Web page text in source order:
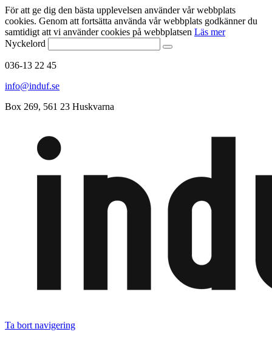
För att ge dig den bästa upplevelsen använder vår webbplats
cookies. Genom att fortsätta använda vår webbplats godkänner du
samtidigt att vi använder cookies på webbplatsen Läs mer
Nyckelord
036-13 22 45
info@induf.se
Box 269, 561 23 Huskvarna
Ta bort navigering